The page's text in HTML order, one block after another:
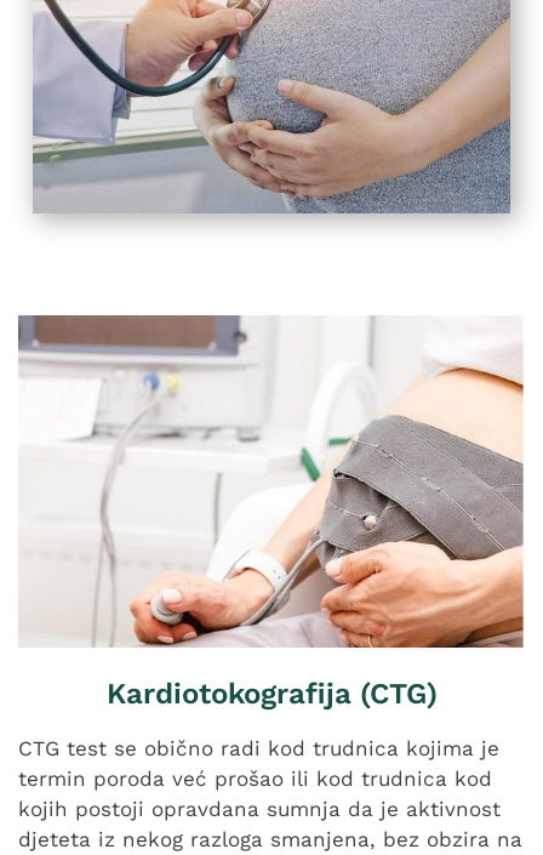
Kardiotokografija (CTG)
CTG test se obično radi kod trudnica kojima je
termin poroda već prošao ili kod trudnica kod
kojih postoji opravdana sumnja da je aktivnost
djeteta iz nekog razloga smanjena, bez obzira na